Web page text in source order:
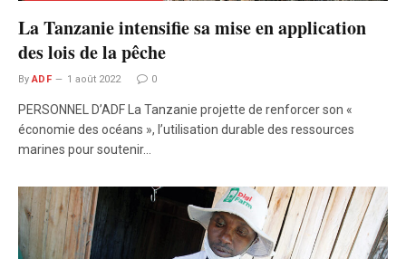
La Tanzanie intensifie sa mise en application
des lois de la pêche
By ADF 1 août 2022 0
PERSONNEL D’ADF La Tanzanie projette de renforcer son «
économie des océans », l’utilisation durable des ressources
marines pour soutenir…